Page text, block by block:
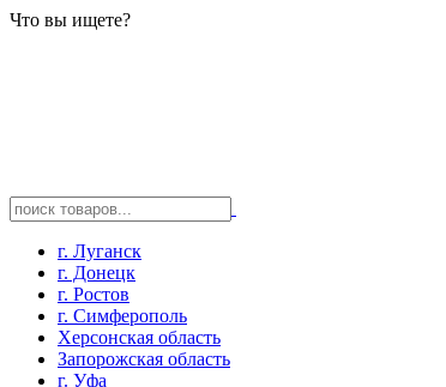
Что вы ищете?
г. Луганск
г. Донецк
г. Ростов
г. Симферополь
Херсонская область
Запорожская область
г. Уфа